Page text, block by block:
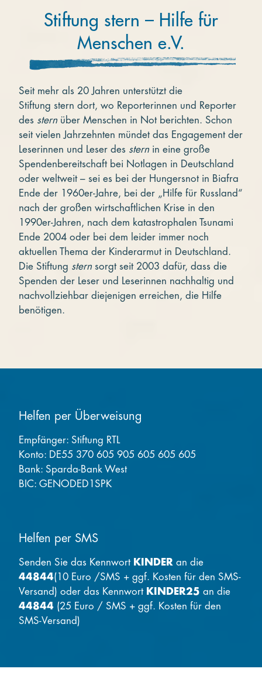
Stiftung stern – Hilfe für
Menschen e.V.
Seit mehr als 20 Jahren unterstützt die
Stiftung stern dort, wo Reporterinnen und Reporter
des stern über Menschen in Not berichten. Schon
seit vielen Jahrzehnten mündet das Engagement der
Leserinnen und Leser des stern in eine große
Spendenbereitschaft bei Notlagen in Deutschland
oder weltweit – sei es bei der Hungersnot in Biafra
Ende der 1960er-Jahre, bei der „Hilfe für Russland“
nach der großen wirtschaftlichen Krise in den
1990er-Jahren, nach dem katastrophalen Tsunami
Ende 2004 oder bei dem leider immer noch
aktuellen Thema der Kinderarmut in Deutschland.
Die Stiftung stern sorgt seit 2003 dafür, dass die
Spenden der Leser und Leserinnen nachhaltig und
nachvollziehbar diejenigen erreichen, die Hilfe
benötigen.
Helfen per Überweisung
Empfänger: Stiftung RTL
Konto: DE55 370 605 905 605 605 605
Bank: Sparda-Bank West
BIC: GENODED1SPK
Helfen per SMS
Senden Sie das Kennwort KINDER an die
44844(10 Euro /SMS + ggf. Kosten für den SMS-
Versand) oder das Kennwort KINDER25 an die
44844 (25 Euro / SMS + ggf. Kosten für den
SMS-Versand)